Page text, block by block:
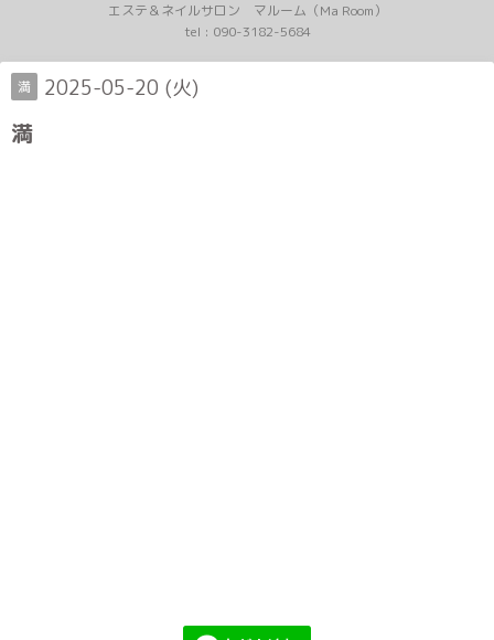
エステ＆ネイルサロン マルーム（Ma Room）
tel : 090-3182-5684
満 2025-05-20 (火)
満